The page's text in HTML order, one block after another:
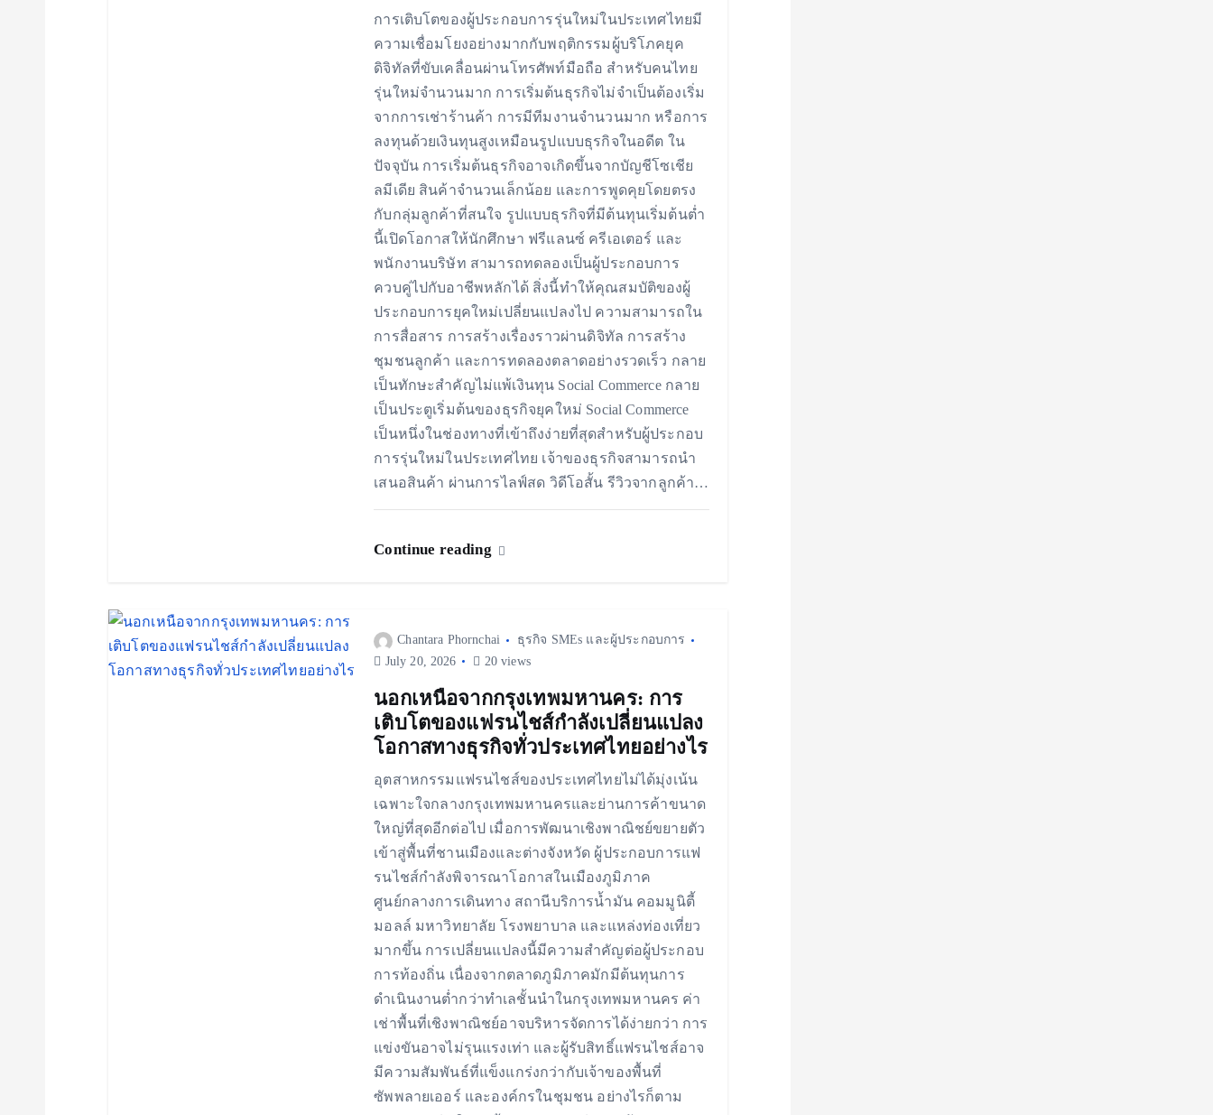
การเติบโตของผู้ประกอบการรุ่นใหม่ในประเทศไทยมี
ความเชื่อมโยงอย่างมากกับพฤติกรรมผู้บริโภคยุค
ดิจิทัลที่ขับเคลื่อนผ่านโทรศัพท์มือถือ สำหรับคนไทย
รุ่นใหม่จำนวนมาก การเริ่มต้นธุรกิจไม่จำเป็นต้องเริ่ม
จากการเช่าร้านค้า การมีทีมงานจำนวนมาก หรือการ
ลงทุนด้วยเงินทุนสูงเหมือนรูปแบบธุรกิจในอดีต ใน
ปัจจุบัน การเริ่มต้นธุรกิจอาจเกิดขึ้นจากบัญชีโซเชีย
ลมีเดีย สินค้าจำนวนเล็กน้อย และการพูดคุยโดยตรง
กับกลุ่มลูกค้าที่สนใจ รูปแบบธุรกิจที่มีต้นทุนเริ่มต้นต่ำ
นี้เปิดโอกาสให้นักศึกษา ฟรีแลนซ์ ครีเอเตอร์ และ
พนักงานบริษัท สามารถทดลองเป็นผู้ประกอบการ
ควบคู่ไปกับอาชีพหลักได้ สิ่งนี้ทำให้คุณสมบัติของผู้
ประกอบการยุคใหม่เปลี่ยนแปลงไป ความสามารถใน
การสื่อสาร การสร้างเรื่องราวผ่านดิจิทัล การสร้าง
ชุมชนลูกค้า และการทดลองตลาดอย่างรวดเร็ว กลาย
เป็นทักษะสำคัญไม่แพ้เงินทุน Social Commerce กลาย
เป็นประตูเริ่มต้นของธุรกิจยุคใหม่ Social Commerce
เป็นหนึ่งในช่องทางที่เข้าถึงง่ายที่สุดสำหรับผู้ประกอบ
การรุ่นใหม่ในประเทศไทย เจ้าของธุรกิจสามารถนำ
เสนอสินค้า ผ่านการไลฟ์สด วิดีโอสั้น รีวิวจากลูกค้า…
Continue reading
Chantara Phornchai
ธุรกิจ SMEs และผู้ประกอบการ
July 20, 2026
20 views
นอกเหนือจากกรุงเทพมหานคร: การ
เติบโตของแฟรนไชส์กำลังเปลี่ยนแปลง
โอกาสทางธุรกิจทั่วประเทศไทยอย่างไร
อุตสาหกรรมแฟรนไชส์ของประเทศไทยไม่ได้มุ่งเน้น
เฉพาะใจกลางกรุงเทพมหานครและย่านการค้าขนาด
ใหญ่ที่สุดอีกต่อไป เมื่อการพัฒนาเชิงพาณิชย์ขยายตัว
เข้าสู่พื้นที่ชานเมืองและต่างจังหวัด ผู้ประกอบการแฟ
รนไชส์กำลังพิจารณาโอกาสในเมืองภูมิภาค
ศูนย์กลางการเดินทาง สถานีบริการน้ำมัน คอมมูนิตี้
มอลล์ มหาวิทยาลัย โรงพยาบาล และแหล่งท่องเที่ยว
มากขึ้น การเปลี่ยนแปลงนี้มีความสำคัญต่อผู้ประกอบ
การท้องถิ่น เนื่องจากตลาดภูมิภาคมักมีต้นทุนการ
ดำเนินงานต่ำกว่าทำเลชั้นนำในกรุงเทพมหานคร ค่า
เช่าพื้นที่เชิงพาณิชย์อาจบริหารจัดการได้ง่ายกว่า การ
แข่งขันอาจไม่รุนแรงเท่า และผู้รับสิทธิ์แฟรนไชส์อาจ
มีความสัมพันธ์ที่แข็งแกร่งกว่ากับเจ้าของพื้นที่
ซัพพลายเออร์ และองค์กรในชุมชน อย่างไรก็ตาม